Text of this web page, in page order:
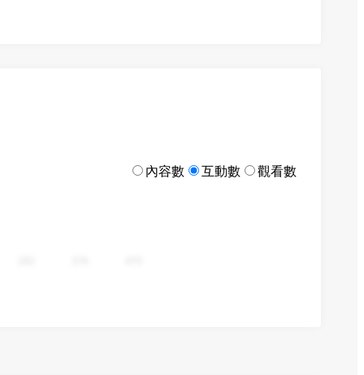
內容數 互動數 觀看數